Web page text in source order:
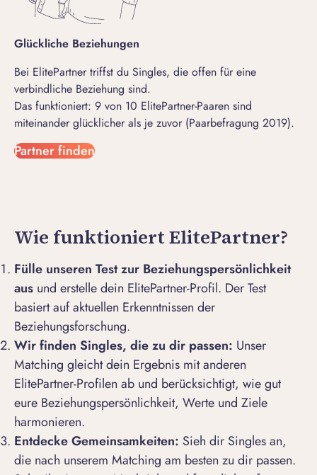
Glückliche Beziehungen
Bei ElitePartner triffst du Singles, die offen für eine
verbindliche Beziehung sind.
Das funktioniert: 9 von 10 ElitePartner-Paaren sind
miteinander glücklicher als je zuvor (Paarbefragung 2019).
Partner finden
Wie funktioniert ElitePartner?
Fülle unseren Test zur Beziehungspersönlichkeit
aus und erstelle dein ElitePartner-Profil. Der Test
basiert auf aktuellen Erkenntnissen der
Beziehungsforschung.
Wir finden Singles, die zu dir passen: Unser
Matching gleicht dein Ergebnis mit anderen
ElitePartner-Profilen ab und berücksichtigt, wie gut
eure Beziehungspersönlichkeit, Werte und Ziele
harmonieren.
Entdecke Gemeinsamkeiten: Sieh dir Singles an,
die nach unserem Matching am besten zu dir passen.